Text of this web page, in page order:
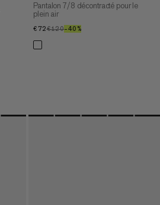
Pantalon 7/8 décontracté pour le
plein air
€72€72
€120€120
–40%